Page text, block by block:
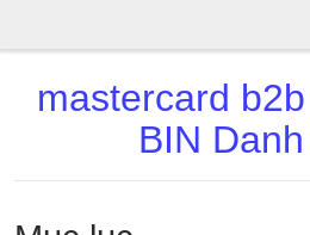
BIN
mastercard
BIN